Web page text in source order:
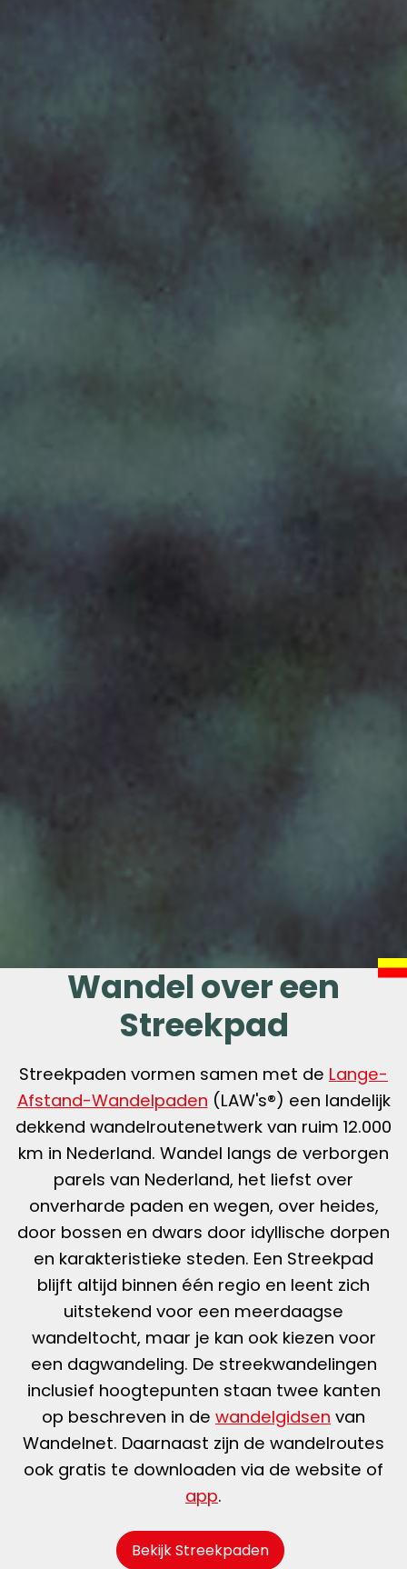
Wandel over een
Streekpad
Streekpaden vormen samen met de Lange-
Afstand-Wandelpaden (LAW's®) een landelijk
dekkend wandelroutenetwerk van ruim 12.000
km in Nederland. Wandel langs de verborgen
parels van Nederland, het liefst over
onverharde paden en wegen, over heides,
door bossen en dwars door idyllische dorpen
en karakteristieke steden. Een Streekpad
blijft altijd binnen één regio en leent zich
uitstekend voor een meerdaagse
wandeltocht, maar je kan ook kiezen voor
een dagwandeling. De streekwandelingen
inclusief hoogtepunten staan twee kanten
op beschreven in de wandelgidsen van
Wandelnet. Daarnaast zijn de wandelroutes
ook gratis te downloaden via de website of
app.
Bekijk Streekpaden